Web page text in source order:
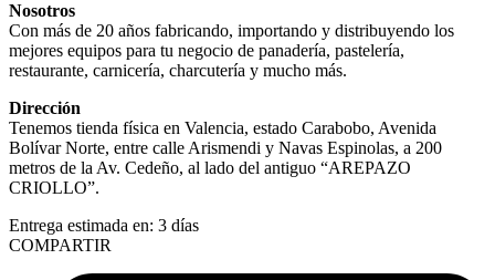
Nosotros
Con más de 20 años fabricando, importando y distribuyendo los
mejores equipos para tu negocio de panadería, pastelería,
restaurante, carnicería, charcutería y mucho más.
Dirección
Tenemos tienda física en Valencia, estado Carabobo, Avenida
Bolívar Norte, entre calle Arismendi y Navas Espinolas, a 200
metros de la Av. Cedeño, al lado del antiguo “AREPAZO
CRIOLLO”.
Entrega estimada en: 3 días
COMPARTIR